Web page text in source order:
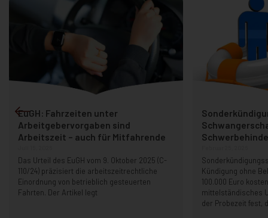
EuGH: Fahrzeiten unter
Arbeitgebervorgaben sind
Arbeitszeit – auch für Mitfahrende
Das Urteil des EuGH vom 9. Oktober 2025 (C-
110/24) präzisiert die arbeitszeitrechtliche
Einordnung von betrieblich gesteuerten
Fahrten. Der Artikel legt
Kündigung ohne
100.000 Euro
mittelständisches
der Probezeit fest,